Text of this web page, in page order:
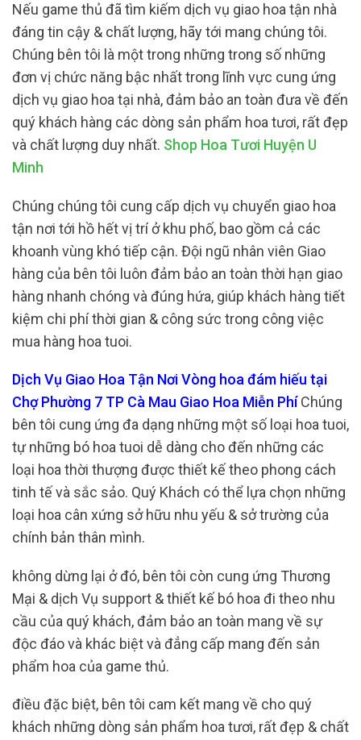
Nếu game thủ đã tìm kiếm dịch vụ giao hoa tận nhà
đáng tin cậy & chất lượng, hãy tới mang chúng tôi.
Chúng bên tôi là một trong những trong số những
đơn vị chức năng bậc nhất trong lĩnh vực cung ứng
dịch vụ giao hoa tại nhà, đảm bảo an toàn đưa về đến
quý khách hàng các dòng sản phẩm hoa tươi, rất đẹp
và chất lượng duy nhất. Shop Hoa Tươi Huyện U
Minh
Chúng chúng tôi cung cấp dịch vụ chuyển giao hoa
tận nơi tới hồ hết vị trí ở khu phố, bao gồm cả các
khoanh vùng khó tiếp cận. Đội ngũ nhân viên Giao
hàng của bên tôi luôn đảm bảo an toàn thời hạn giao
hàng nhanh chóng và đúng hứa, giúp khách hàng tiết
kiệm chi phí thời gian & công sức trong công việc
mua hàng hoa tuoi.
Dịch Vụ Giao Hoa Tận Nơi Vòng hoa đám hiếu tại
Chợ Phường 7 TP Cà Mau Giao Hoa Miễn PhíChúng
bên tôi cung ứng đa dạng những một số loại hoa tuoi,
tự những bó hoa tuoi dễ dàng cho đến những các
loại hoa thời thượng được thiết kế theo phong cách
tinh tế và sắc sảo. Quý Khách có thể lựa chọn những
loại hoa cân xứng sở hữu nhu yếu & sở trường của
chính bản thân mình.
không dừng lại ở đó, bên tôi còn cung ứng Thương
Mại & dịch Vụ support & thiết kế bó hoa đi theo nhu
cầu của quý khách, đảm bảo an toàn mang về sự
độc đáo và khác biệt và đẳng cấp mang đến sản
phẩm hoa của game thủ.
điều đặc biệt, bên tôi cam kết mang về cho quý
khách những dòng sản phẩm hoa tươi, rất đẹp & chất